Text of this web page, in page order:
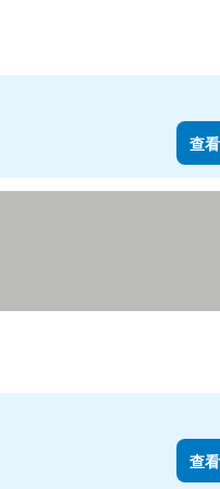
查
查